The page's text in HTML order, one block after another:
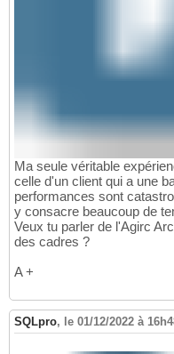
Ma seule véritable
celle d'un client qui a une
performances sont
y consacre beaucoup de
Veux tu parler de l'Agirc
des cadres ?
A +
SQLpro, le 01/12/2022 à